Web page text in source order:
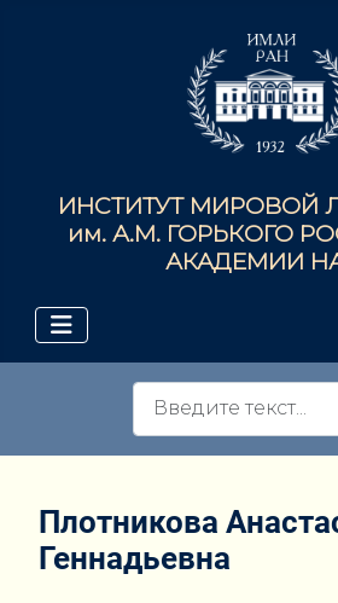
ИНСТИТУТ МИРОВОЙ
им. А.М. ГОРЬКОГО
АКАДЕМИИ
Плотникова
Геннадьевна